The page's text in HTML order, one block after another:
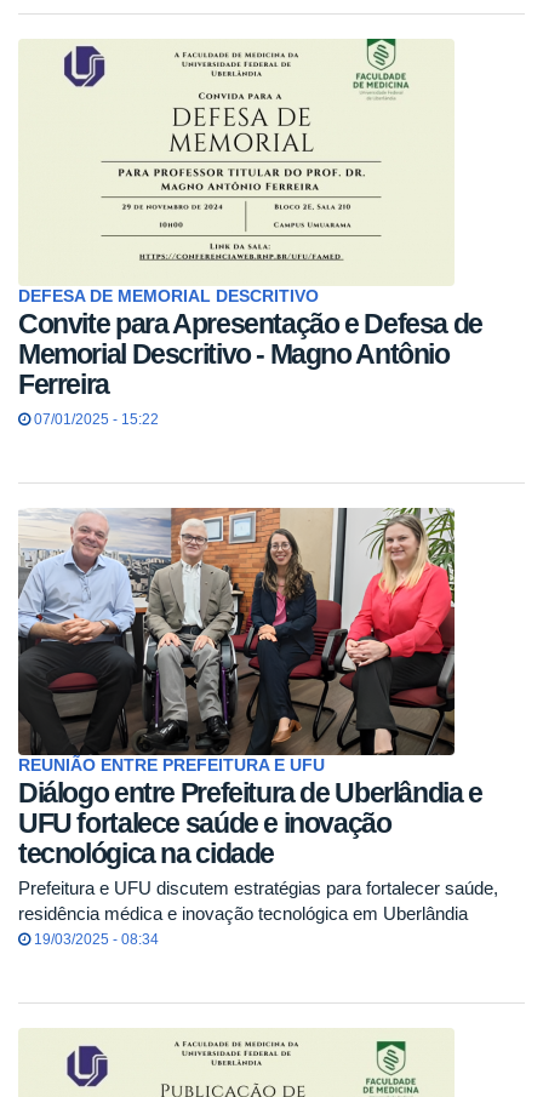
DEFESA DE MEMORIAL DESCRITIVO
Convite para Apresentação e Defesa de
Memorial Descritivo - Magno Antônio
Ferreira
07/01/2025 - 15:22
REUNIÃO ENTRE PREFEITURA E UFU
Diálogo entre Prefeitura de Uberlândia e
UFU fortalece saúde e inovação
tecnológica na cidade
Prefeitura e UFU discutem estratégias para fortalecer saúde,
residência médica e inovação tecnológica em Uberlândia
19/03/2025 - 08:34